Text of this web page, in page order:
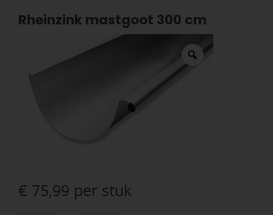
Rheinzink mastgoot 300 cm
€ 75,99 per stuk